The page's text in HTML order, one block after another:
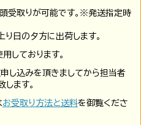
受取りが可能です。※発送指定時
日の夕方に出荷します。
しております。
し込みを頂きましてから担当者
ます。
お受取り方法と送料を御覧くださ